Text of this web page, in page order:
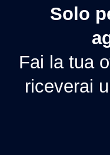
Solo
Fai la tua
riceverai